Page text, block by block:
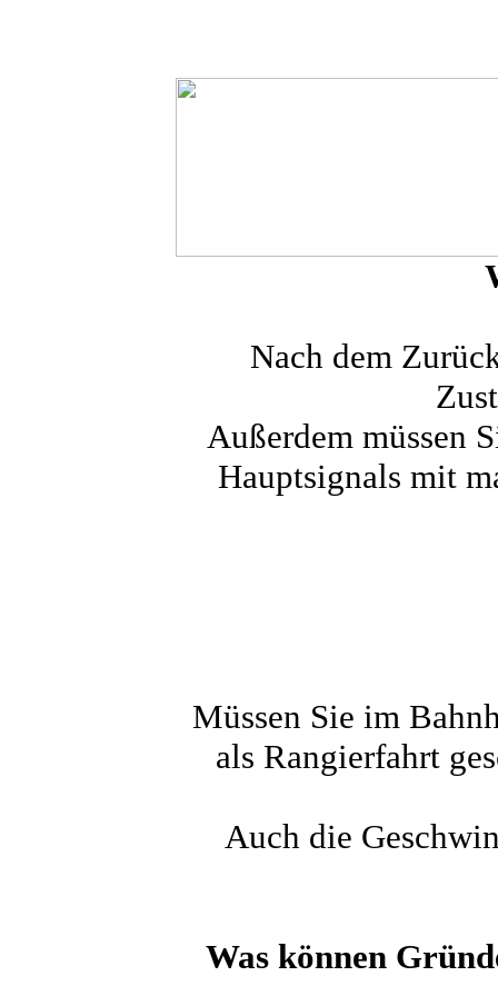
Nach dem
Außerdem müssen
Hauptsignals mit
Müssen Sie im
als Rangierfahrt
Auch die
Was können